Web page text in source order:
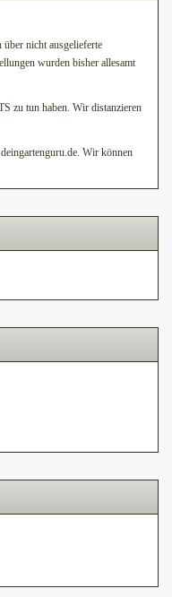
über nicht ausgelieferte
wurden bisher allesamt
zu tun haben. Wir distanzieren
Wir können